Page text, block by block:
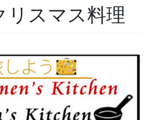
リスマス料理